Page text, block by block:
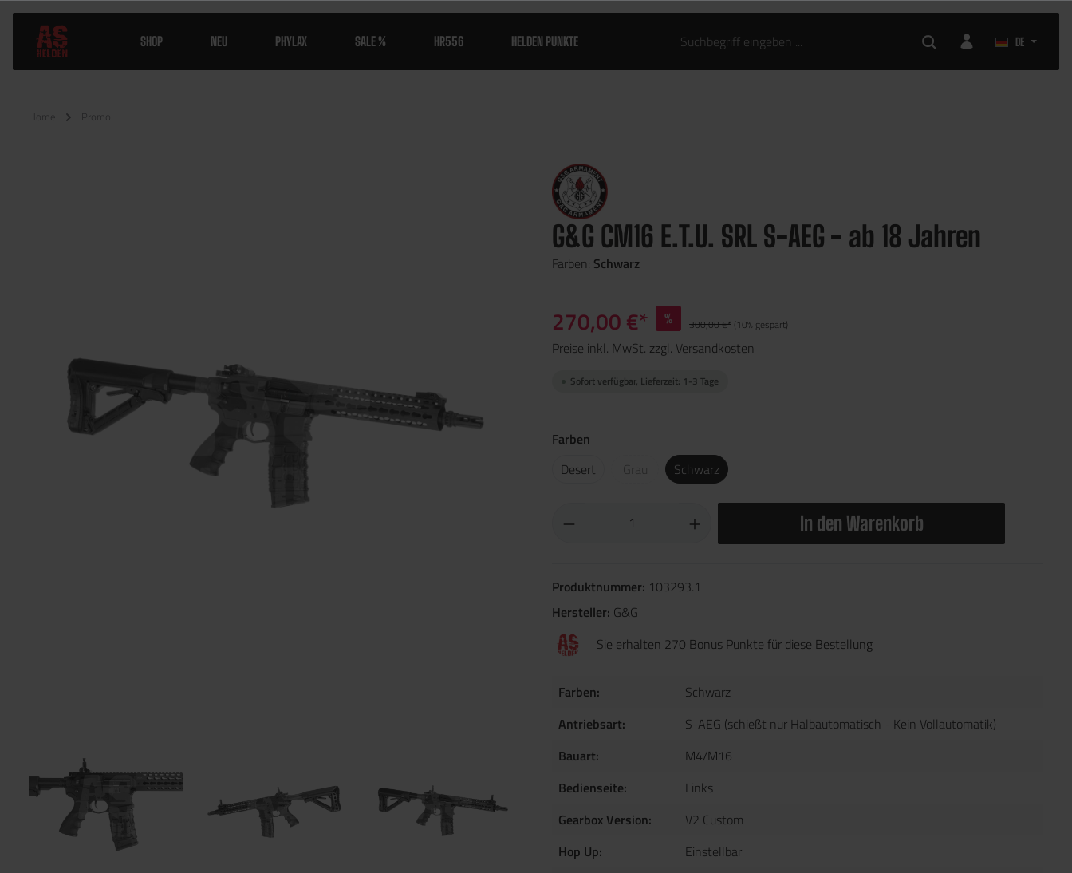
SHOP NEU PHYLAX SALE % HR556 HELDEN PUNKTE DE
Home Promo
G&G CM16 E.T.U. SRL S-AEG - ab 18 Jahren
Farben: Schwarz
270,00 €* % 300,00 €* (10% gespart)
Preise inkl. MwSt. zzgl. Versandkosten
Sofort verfügbar, Lieferzeit: 1-3 Tage
Farben
Desert
Grau Schwarz
In den Warenkorb
Produktnummer: 103293.1
Hersteller: G&G
Sie erhalten 270 Bonus Punkte für diese Bestellung
Farben:
Schwarz
Antriebsart:
S-AEG (schießt nur Halbautomatisch - Kein Vollautomatik)
Bauart:
M4/M16
Bedienseite:
Links
Gearbox Version:
V2 Custom
Hop Up:
Einstellbar